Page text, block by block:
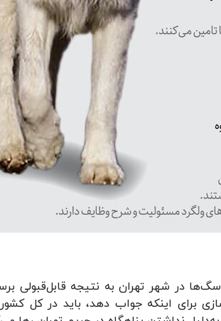
در شهر تهران به نتیجه قابل‌قبولی
برای اینکه جواب دهد، باید در کل